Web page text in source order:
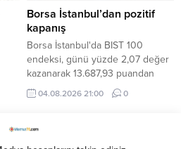
Borsa İstanbul’dan pozitif
kapanış
Borsa İstanbul'da BIST 100
endeksi, günü yüzde 2,07 değer
kazanarak 13.687,93 puandan
tamamladı.
04.08.2026 21:00 0